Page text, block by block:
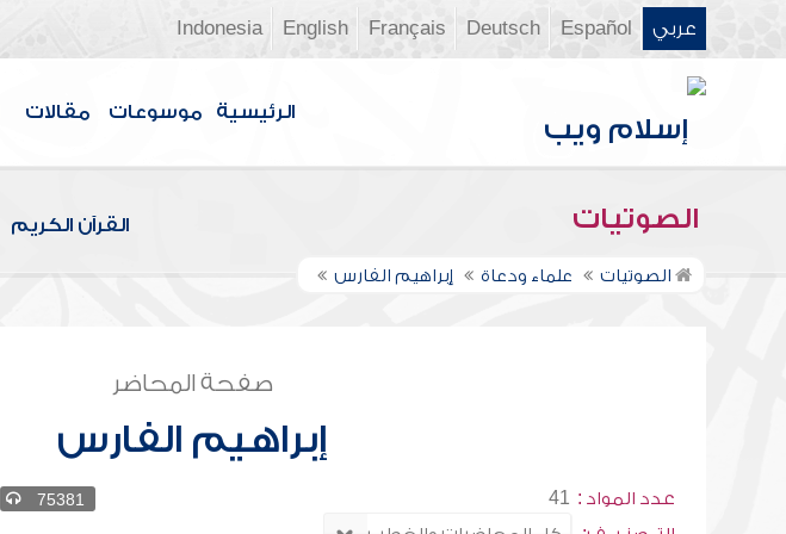
عربي Español
Deutsch
Français
English
Indonesia
الرئيسية موسوعات مقالات
الصوتيات القرآن الكريم
الصوتيات علماء ودعاة إبراهيم الفارس
صفحة المحاضر
إبراهيم الفارس
عدد المواد : 41
75381